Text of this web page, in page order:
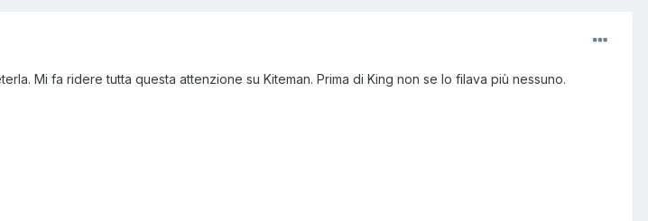
Mi fa ridere tutta questa attenzione su Kiteman. Prima di King non se lo filava più nessuno.